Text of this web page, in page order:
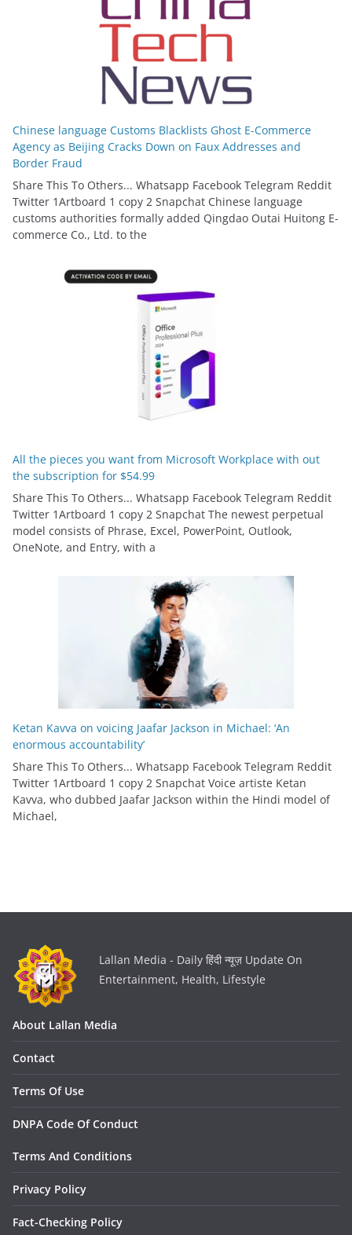
Chinese language Customs Blacklists Ghost E-Commerce
Agency as Beijing Cracks Down on Faux Addresses and
Border Fraud
Share This To Others... Whatsapp Facebook Telegram Reddit
Twitter 1Artboard 1 copy 2 Snapchat Chinese language
customs authorities formally added Qingdao Outai Huitong E-
commerce Co., Ltd. to the
All the pieces you want from Microsoft Workplace with out
the subscription for $54.99
Share This To Others... Whatsapp Facebook Telegram Reddit
Twitter 1Artboard 1 copy 2 Snapchat The newest perpetual
model consists of Phrase, Excel, PowerPoint, Outlook,
OneNote, and Entry, with a
Ketan Kavva on voicing Jaafar Jackson in Michael: ‘An
enormous accountability’
Share This To Others... Whatsapp Facebook Telegram Reddit
Twitter 1Artboard 1 copy 2 Snapchat Voice artiste Ketan
Kavva, who dubbed Jaafar Jackson within the Hindi model of
Michael,
Lallan Media - Daily हिंदी न्यूज़ Update On
Entertainment, Health, Lifestyle
About Lallan Media
Contact
Terms Of Use
DNPA Code Of Conduct
Terms And Conditions
Privacy Policy
Fact-Checking Policy